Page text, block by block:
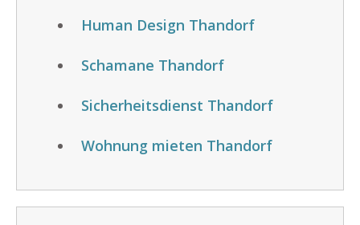
Human Design Thandorf
Schamane Thandorf
Sicherheitsdienst Thandorf
Wohnung mieten Thandorf